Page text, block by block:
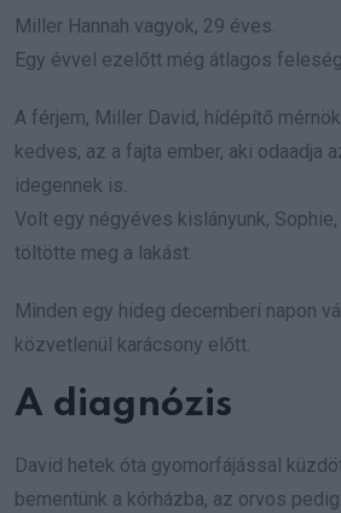
Miller Hannah vagyok, 29 éves.
Egy évvel ezelőtt még átlagos
A férjem, Miller David, hídépítő
kedves, az a fajta ember, aki odaadja
idegennek is.
Volt egy négyéves kislányunk,
töltötte meg a lakást.
Minden egy hideg decemberi napon
közvetlenül karácsony előtt.
A diagnózis
David hetek óta gyomorfájással
bementünk a kórházba, az orvos